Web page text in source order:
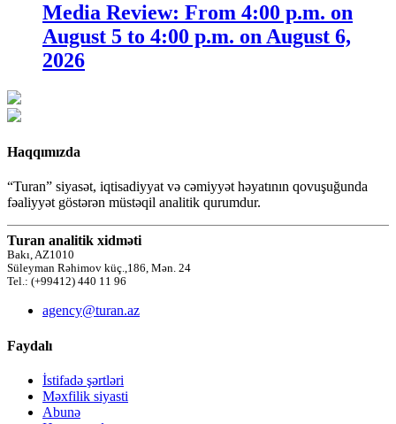
Media Review: From 4:00 p.m. on
August 5 to 4:00 p.m. on August 6,
2026
Haqqımızda
“Turan” siyasət, iqtisadiyyat və cəmiyyət həyatının qovuşuğunda
fəaliyyət göstərən müstəqil analitik qurumdur.
Turan analitik xidməti
Bakı, AZ1010
Süleyman Rəhimov küç.,186, Mən. 24
Tel.: (+99412) 440 11 96
agency@turan.az
Faydalı
İstifadə şərtləri
Məxfilik siyasti
Abunə